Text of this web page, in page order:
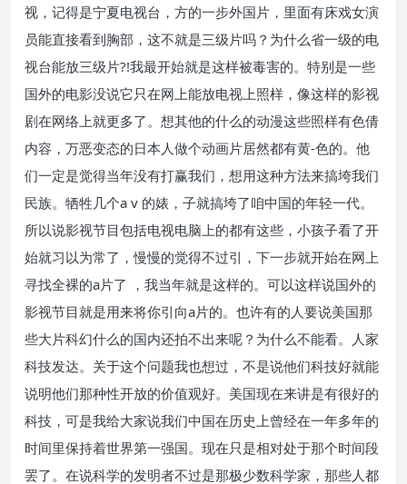
视，记得是宁夏电视台，方的一步外国片，里面有床戏女演
员能直接看到胸部，这不就是三级片吗？为什么省一级的电
视台能放三级片?!我最开始就是这样被毒害的。特别是一些
国外的电影没说它只在网上能放电视上照样，像这样的影视
剧在网络上就更多了。想其他的什么的动漫这些照样有色倩
内容，万恶变态的日本人做个动画片居然都有黄-色的。他
们一定是觉得当年没有打赢我们，想用这种方法来搞垮我们
民族。牺牲几个a v 的婊，子就搞垮了咱中国的年轻一代。
所以说影视节目包括电视电脑上的都有这些，小孩子看了开
始就习以为常了，慢慢的觉得不过引，下一步就开始在网上
寻找全裸的a片了 ，我当年就是这样的。可以这样说国外的
影视节目就是用来将你引向a片的。也许有的人要说美国那
些大片科幻什么的国内还拍不出来呢？为什么不能看。人家
科技发达。关于这个问题我也想过，不是说他们科技好就能
说明他们那种性开放的价值观好。美国现在来讲是有很好的
科技，可是我给大家说我们中国在历史上曾经在一年多年的
时间里保持着世界第一强国。现在只是相对处于那个时间段
罢了。在说科学的发明者不过是那极少数科学家，那些人都